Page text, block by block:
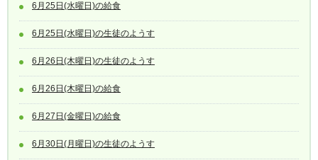
6月25日(水曜日)の給食
6月25日(水曜日)の生徒のようす
6月26日(木曜日)の生徒のようす
6月26日(木曜日)の給食
6月27日(金曜日)の給食
6月30日(月曜日)の生徒のようす